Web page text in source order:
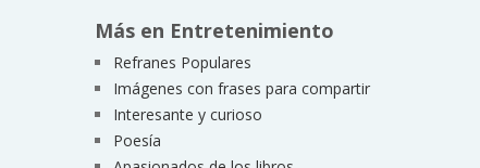
Más en Entretenimiento
Refranes Populares
Imágenes con frases para compartir
Interesante y curioso
Poesía